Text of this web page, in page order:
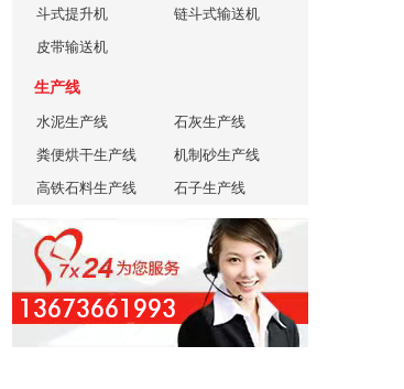
斗式提升机
链斗式输送机
皮带输送机
生产线
水泥生产线
石灰生产线
粪便烘干生产线
机制砂生产线
高铁石料生产线
石子生产线